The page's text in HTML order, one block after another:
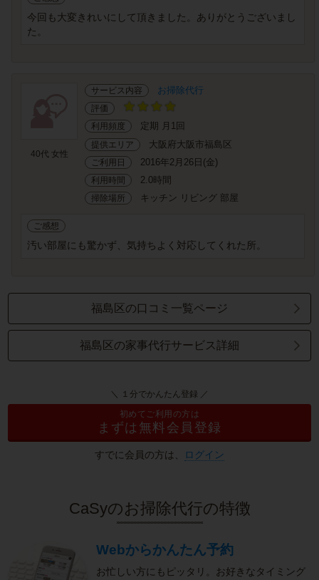
今回も大変きれいにして頂きました。ありがとうございまし
た。
40代 女性
サービス内容 お掃除代行
評価
利用頻度
定期 月1回
提供エリア 大阪府大阪市福島区
ご利用日 2016年2月26日(金)
利用時間 2.0時間
掃除場所 キッチン リビング 部屋
ご感想
汚い部屋にも驚かず、気持ちよく対応してくれた所。
福島区の口コミ一覧ページ
福島区の家事代行サービス詳細
＼ １分でかんたん登録 ／
初めてご利用の方は
まずは無料会員登録
すでに会員の方は、 ログイン
CaSyのお掃除代行の特徴
Webからかんたん予約
お忙しい方にもピッタリ。お好きなタイミング